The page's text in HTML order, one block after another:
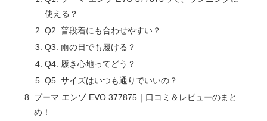
使える？
Q2. 普段着にも合わせやすい？
Q3. 雨の日でも履ける？
Q4. 履き心地ってどう？
Q5. サイズはいつも通りでいいの？
プーマ エンゾ EVO 377875｜口コミ＆レビューのまと
め！